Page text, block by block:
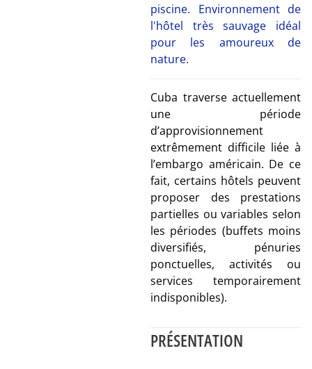
piscine. Environnement de
l'hôtel très sauvage idéal
pour les amoureux de
nature.
Cuba traverse actuellement
une période
d’approvisionnement
extrêmement difficile liée à
l’embargo américain. De ce
fait, certains hôtels peuvent
proposer des prestations
partielles ou variables selon
les périodes (buffets moins
diversifiés, pénuries
ponctuelles, activités ou
services temporairement
indisponibles).
PRÉSENTATION